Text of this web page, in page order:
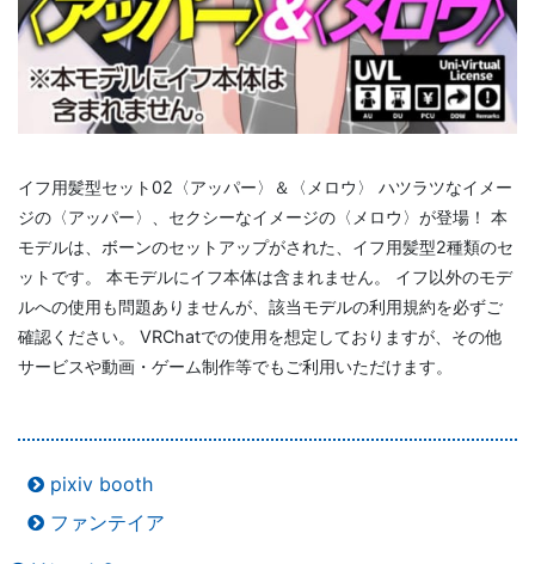
イフ用髪型セット02〈アッパー〉＆〈メロウ〉 ハツラツなイメー
ジの〈アッパー〉、セクシーなイメージの〈メロウ〉が登場！ 本
モデルは、ボーンのセットアップがされた、イフ用髪型2種類のセ
ットです。 本モデルにイフ本体は含まれません。 イフ以外のモデ
ルへの使用も問題ありませんが、該当モデルの利用規約を必ずご
確認ください。 VRChatでの使用を想定しておりますが、その他
サービスや動画・ゲーム制作等でもご利用いただけます。
pixiv booth
ファンテイア